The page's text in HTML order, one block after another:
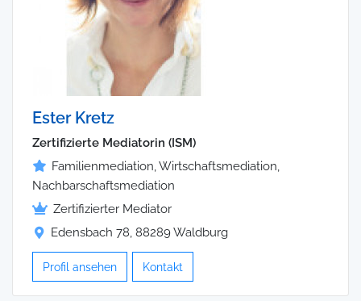
Ester Kretz
Zertifizierte Mediatorin (ISM)
Familienmediation, Wirtschaftsmediation,
Nachbarschaftsmediation
Zertifizierter Mediator
Edensbach 78, 88289 Waldburg
Profil ansehen Kontakt